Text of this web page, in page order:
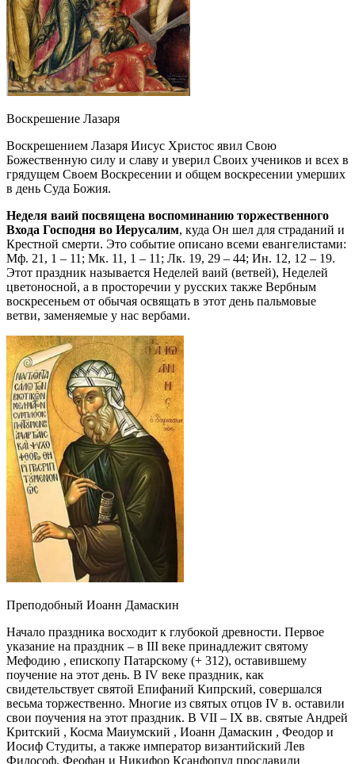
Воскрешение Лазаря
Воскрешением Лазаря Иисус Христос явил Свою
Божественную силу и славу и уверил Своих учеников и всех в
грядущем Своем Воскресении и общем воскресении умерших
в день Суда Божия.
Неделя ваий посвящена воспоминанию торжественного
Входа Господня во Иерусалим, куда Он шел для страданий и
Крестной смерти. Это событие описано всеми евангелистами:
Мф. 21, 1 – 11; Мк. 11, 1 – 11; Лк. 19, 29 – 44; Ин. 12, 12 – 19.
Этот праздник называется Неделей ваий (ветвей), Неделей
цветоносной, а в просторечии у русских также Вербным
воскресеньем от обычая освящать в этот день пальмовые
ветви, заменяемые у нас вербами.
Преподобный Иоанн Дамаскин
Начало праздника восходит к глубокой древности. Первое
указание на праздник – в III веке принадлежит святому
Мефодию , епископу Патарскому (+ 312), оставившему
поучение на этот день. В IV веке праздник, как
свидетельствует святой Епифаний Кипрский, совершался
весьма торжественно. Многие из святых отцов IV в. оставили
свои поучения на этот праздник. В VII – IX вв. святые Андрей
Критский , Косма Маиумский , Иоанн Дамаскин , Феодор и
Иосиф Студиты, а также император византийский Лев
Философ, Феофан и Никифор Ксанфопул прославили